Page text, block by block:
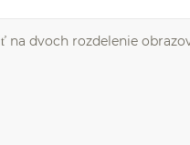
dvoch rozdelenie